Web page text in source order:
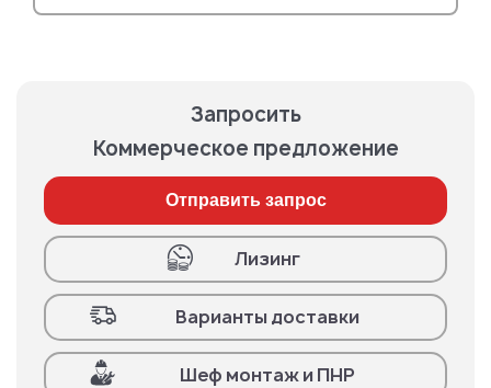
Запросить
Коммерческое предложение
Отправить запрос
Лизинг
Варианты доставки
Шеф монтаж и ПНР